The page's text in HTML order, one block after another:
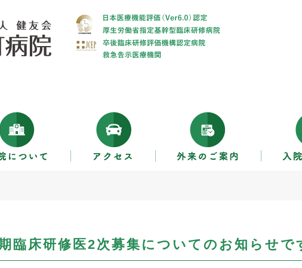
臨床研修医2次募集についてのお知らせで